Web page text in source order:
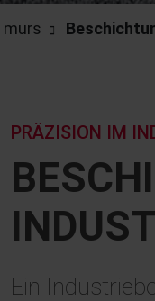
murs
PRÄZISION IM
Ein